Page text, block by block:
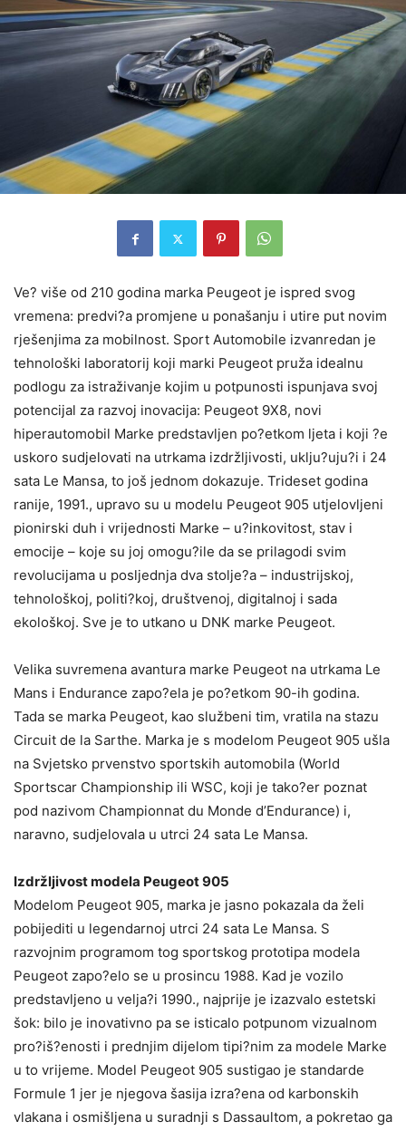
Ve? više od 210 godina marka Peugeot je ispred svog
vremena: predvi?a promjene u ponašanju i utire put novim
rješenjima za mobilnost. Sport Automobile izvanredan je
tehnološki laboratorij koji marki Peugeot pruža idealnu
podlogu za istraživanje kojim u potpunosti ispunjava svoj
potencijal za razvoj inovacija: Peugeot 9X8, novi
hiperautomobil Marke predstavljen po?etkom ljeta i koji ?e
uskoro sudjelovati na utrkama izdržljivosti, uklju?uju?i i 24
sata Le Mansa, to još jednom dokazuje. Trideset godina
ranije, 1991., upravo su u modelu Peugeot 905 utjelovljeni
pionirski duh i vrijednosti Marke – u?inkovitost, stav i
emocije – koje su joj omogu?ile da se prilagodi svim
revolucijama u posljednja dva stolje?a – industrijskoj,
tehnološkoj, politi?koj, društvenoj, digitalnoj i sada
ekološkoj. Sve je to utkano u DNK marke Peugeot.
Velika suvremena avantura marke Peugeot na utrkama Le
Mans i Endurance zapo?ela je po?etkom 90-ih godina.
Tada se marka Peugeot, kao službeni tim, vratila na stazu
Circuit de la Sarthe. Marka je s modelom Peugeot 905 ušla
na Svjetsko prvenstvo sportskih automobila (World
Sportscar Championship ili WSC, koji je tako?er poznat
pod nazivom Championnat du Monde d’Endurance) i,
naravno, sudjelovala u utrci 24 sata Le Mansa.
Izdržljivost modela Peugeot 905
Modelom Peugeot 905, marka je jasno pokazala da želi
pobijediti u legendarnoj utrci 24 sata Le Mansa. S
razvojnim programom tog sportskog prototipa modela
Peugeot zapo?elo se u prosincu 1988. Kad je vozilo
predstavljeno u velja?i 1990., najprije je izazvalo estetski
šok: bilo je inovativno pa se isticalo potpunom vizualnom
pro?iš?enosti i prednjim dijelom tipi?nim za modele Marke
u to vrijeme. Model Peugeot 905 sustigao je standarde
Formule 1 jer je njegova šasija izra?ena od karbonskih
vlakana i osmišljena u suradnji s Dassaultom, a pokretao ga